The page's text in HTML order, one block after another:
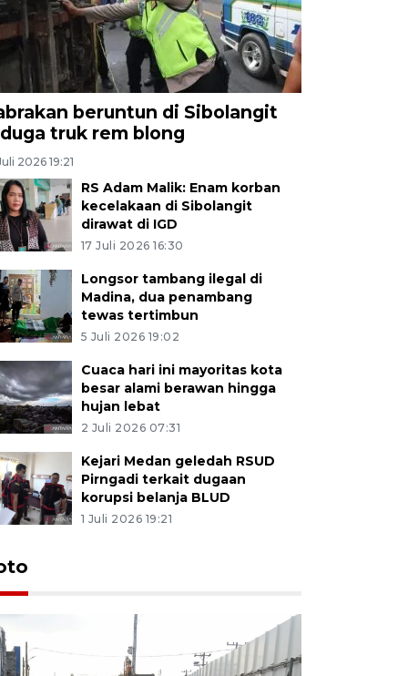
beruntun di Sibolangit
truk rem blong
2026 19:21
RS Adam Malik: Enam korban
kecelakaan di Sibolangit
dirawat di IGD
17 Juli 2026 16:30
Longsor tambang ilegal di
Madina, dua penambang
tewas tertimbun
5 Juli 2026 19:02
Cuaca hari ini mayoritas kota
besar alami berawan hingga
hujan lebat
2 Juli 2026 07:31
Kejari Medan geledah RSUD
Pirngadi terkait dugaan
korupsi belanja BLUD
1 Juli 2026 19:21